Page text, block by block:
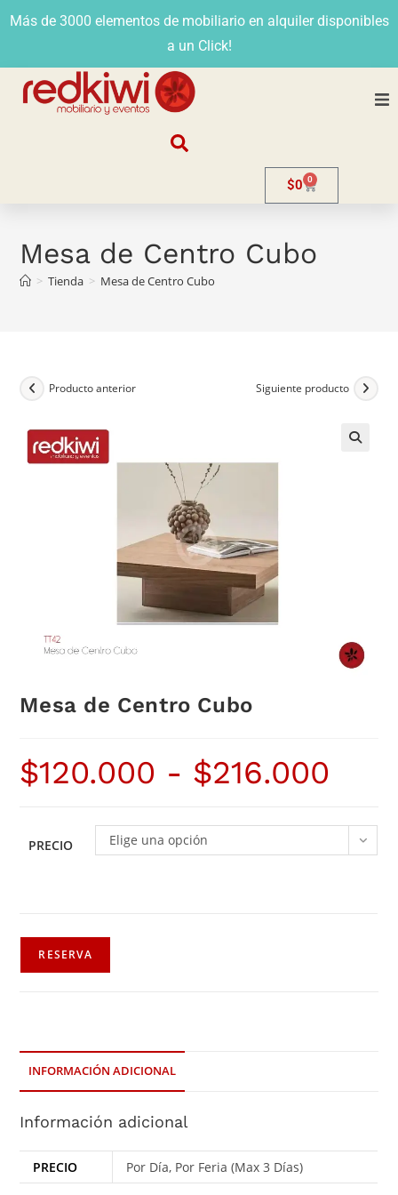
Más de 3000 elementos de mobiliario en alquiler disponibles
a un Click!
Contacto
$0 0
Mesa de Centro Cubo
> Tienda > Mesa de Centro Cubo
Producto anterior Siguiente producto
Mesa de Centro Cubo
$120.000 - $216.000
PRECIO Elige una opción
RESERVA
INFORMACIÓN ADICIONAL
Información adicional
PRECIO Por Día, Por Feria (Max 3 Días)